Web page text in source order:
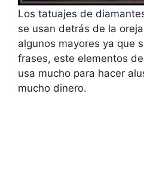
Los tatuajes de
se usan detrás de la
algunos mayores ya que
frases, este elementos
usa mucho para hacer
mucho dinero.